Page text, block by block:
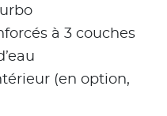
à 3 couches
(en option,